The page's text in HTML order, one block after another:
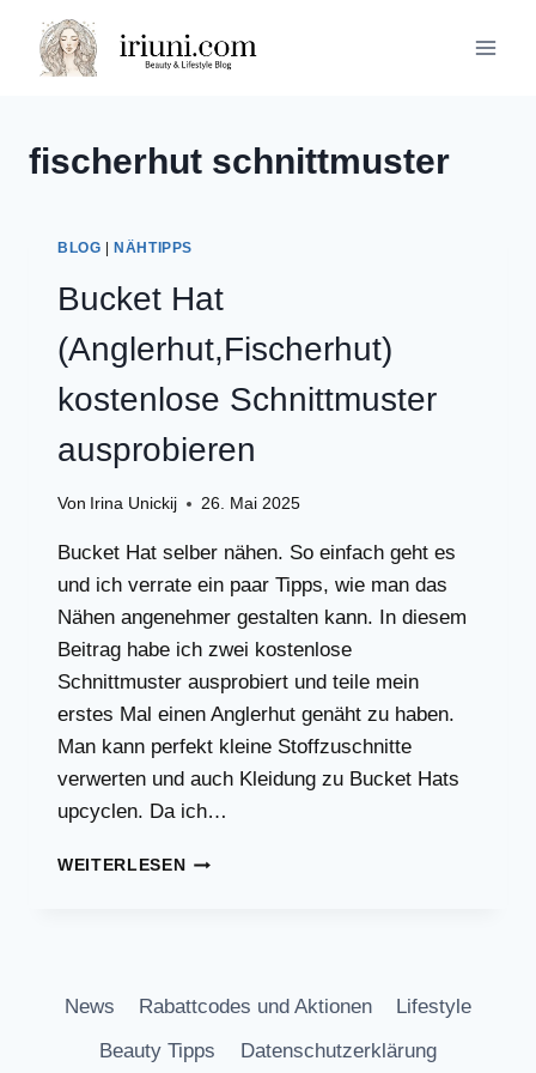
Inhalt
springen
fischerhut schnittmuster
BLOG NÄHTIPPS
Bucket Hat
(Anglerhut,Fischerhut)
kostenlose Schnittmuster
ausprobieren
Von Irina Unickij 26. Mai 2025
Bucket Hat selber nähen. So einfach geht es
und ich verrate ein paar Tipps, wie man das
Nähen angenehmer gestalten kann. In diesem
Beitrag habe ich zwei kostenlose
Schnittmuster ausprobiert und teile mein
erstes Mal einen Anglerhut genäht zu haben.
Man kann perfekt kleine Stoffzuschnitte
verwerten und auch Kleidung zu Bucket Hats
upcyclen. Da ich…
WEITERLESENBUCKET
News Rabattcodes und Aktionen
Lifestyle
Beauty Tipps
Datenschutzerklärung